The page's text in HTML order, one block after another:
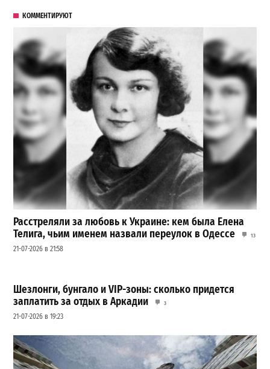
КОММЕНТИРУЮТ
Расстреляли за любовь к Украине: кем была Елена
Телига, чьим именем назвали переулок в Одессе
13
21-07-2026 в 21:58
Шезлонги, бунгало и VIP-зоны: сколько придется
заплатить за отдых в Аркадии
3
21-07-2026 в 19:23